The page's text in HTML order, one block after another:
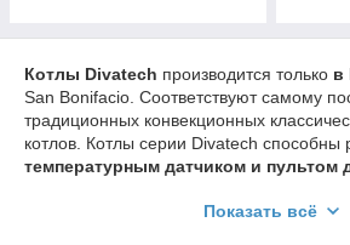
Котлы Divatech производится только в
San Bonifacio. Соответствуют самому
традиционных конвекционных
котлов. Котлы серии Divatech способны
температурным датчиком и пультом
изменяя температуру теплоносителя в
Показать всё